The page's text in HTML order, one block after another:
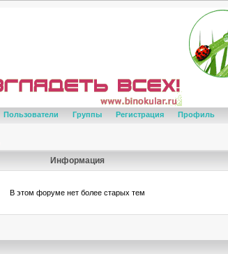
Пользователи Группы Регистрация Профиль
Информация
В этом форуме нет более старых тем